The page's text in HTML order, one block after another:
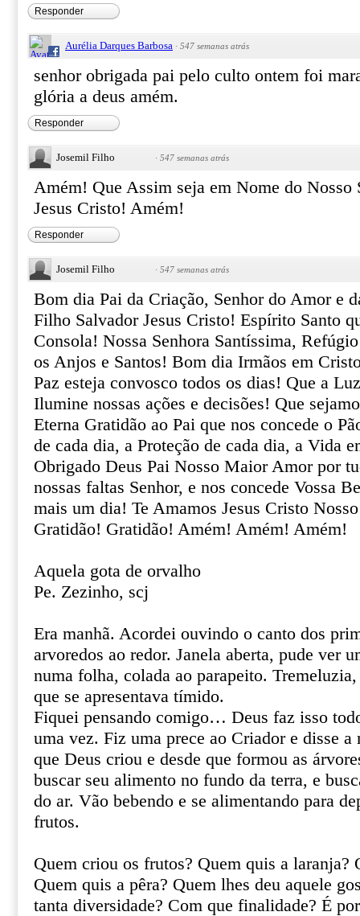
Responder
Aurélia Darques Barbosa · 547 semanas atrás
senhor obrigada pai pelo culto ontem foi
glória a deus amém.
Responder
Josemil Filho · 547 semanas atrás
Amém! Que Assim seja em Nome do Nosso
Jesus Cristo! Amém!
Responder
Josemil Filho · 547 semanas atrás
Bom dia Pai da Criação, Senhor do Amor e
Filho Salvador Jesus Cristo! Espírito Santo
Consola! Nossa Senhora Santíssima,
os Anjos e Santos! Bom dia Irmãos em
Paz esteja convosco todos os dias! Que a
Ilumine nossas ações e decisões! Que
Eterna Gratidão ao Pai que nos concede o
de cada dia, a Proteção de cada dia, a Vida
Obrigado Deus Pai Nosso Maior Amor por
nossas faltas Senhor, e nos concede Vossa
mais um dia! Te Amamos Jesus Cristo
Gratidão! Gratidão! Amém! Amém! Amém!
Aquela gota de orvalho
Pe. Zezinho, scj
Era manhã. Acordei ouvindo o canto dos
arvoredos ao redor. Janela aberta, pude ver
numa folha, colada ao parapeito.
que se apresentava tímido.
Fiquei pensando comigo… Deus faz isso
uma vez. Fiz uma prece ao Criador e disse a
que Deus criou e desde que formou as
buscar seu alimento no fundo da terra, e
do ar. Vão bebendo e se alimentando para
frutos.
Quem criou os frutos? Quem quis a laranja?
Quem quis a pêra? Quem lhes deu aquele
tanta diversidade? Com que finalidade? É